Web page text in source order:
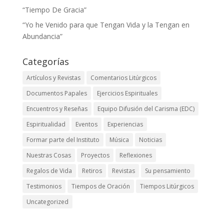
“Tiempo De Gracia”
“Yo he Venido para que Tengan Vida y la Tengan en
Abundancia”
Categorías
Artículos y Revistas
Comentarios Litúrgicos
Documentos Papales
Ejercicios Espirituales
Encuentros y Reseñas
Equipo Difusión del Carisma (EDC)
Espiritualidad
Eventos
Experiencias
Formar parte del Instituto
Música
Noticias
Nuestras Cosas
Proyectos
Reflexiones
Regalos de Vida
Retiros Revistas
Su pensamiento
Testimonios
Tiempos de Oración
Tiempos Litúrgicos
Uncategorized